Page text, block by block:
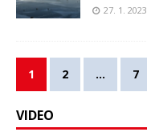
27. 1. 2023
1 2 … 7
VIDEO